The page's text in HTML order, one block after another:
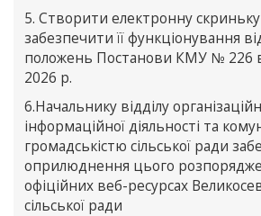
5. Створити електронну
забезпечити її функціонування
положень Постанови КМУ № 226
2026 р.
6.Начальнику відділу
інформаційної діяльності та
громадськістю сільської ради
оприлюднення цього
офіційних веб-ресурсах
сільської ради